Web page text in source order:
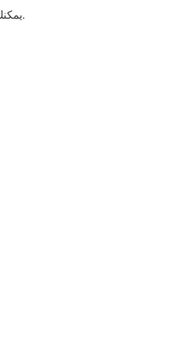
يمكنك التواصل معنا بسهولة عبر الاتصال بنا باستخدام رقم أحد الأرقام التالية: 01220261030، 01112124913، 0235710008، 0235699066.